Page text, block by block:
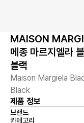
MAISON
메종 마르지엘라
블랙
Maison Margiela
Black
제품 정보
브랜드
카테고리